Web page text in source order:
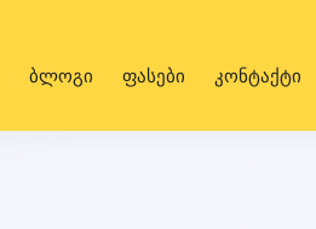
ბლოგი ფასები კონტაქტი